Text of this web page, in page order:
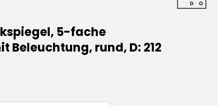
5-fache
Beleuchtung, rund, D: 212